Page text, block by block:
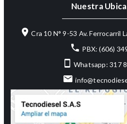
Nuestra
Cra 10 N° 9-53 Av. Ferrocarril
PBX: (606)
Whatsapp: 317